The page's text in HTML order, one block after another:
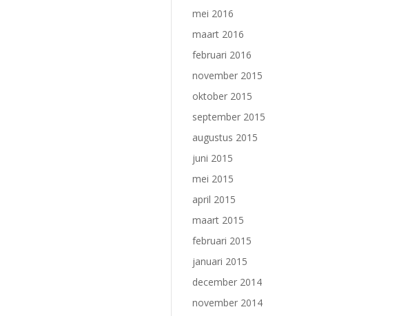
mei 2016
maart 2016
februari 2016
november 2015
oktober 2015
september 2015
augustus 2015
juni 2015
mei 2015
april 2015
maart 2015
februari 2015
januari 2015
december 2014
november 2014